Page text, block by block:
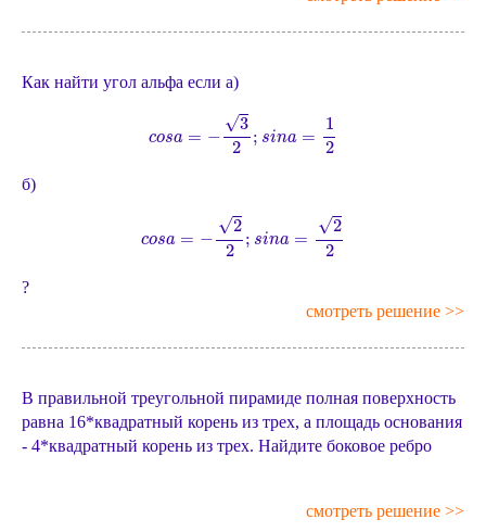
Как найти угол альфа если а)
cosa = −
√3
2
; sina =
1
2
32;
б)
cosa = −
√2
2
; sina =
√2
2
22
?
смотреть решение >>
В правильной треугольной пирамиде полная поверхность
равна 16*квадратный корень из трех, а площадь основания
- 4*квадратный корень из трех. Найдите боковое ребро
смотреть решение >>